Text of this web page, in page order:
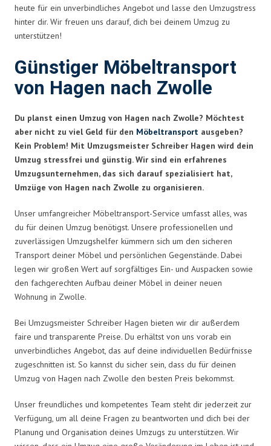
heute für ein unverbindliches Angebot und lasse den Umzugstress
hinter dir. Wir freuen uns darauf, dich bei deinem Umzug zu
unterstützen!
Günstiger Möbeltransport
von Hagen nach Zwolle
Du planst einen Umzug von Hagen nach Zwolle? Möchtest
aber nicht zu viel Geld für den Möbeltransport ausgeben?
Kein Problem! Mit Umzugsmeister Schreiber Hagen wird dein
Umzug stressfrei und günstig. Wir sind ein erfahrenes
Umzugsunternehmen, das sich darauf spezialisiert hat,
Umzüge von Hagen nach Zwolle zu organisieren.
Unser umfangreicher Möbeltransport-Service umfasst alles, was
du für deinen Umzug benötigst. Unsere professionellen und
zuverlässigen Umzugshelfer kümmern sich um den sicheren
Transport deiner Möbel und persönlichen Gegenstände. Dabei
legen wir großen Wert auf sorgfältiges Ein- und Auspacken sowie
den fachgerechten Aufbau deiner Möbel in deiner neuen
Wohnung in Zwolle.
Bei Umzugsmeister Schreiber Hagen bieten wir dir außerdem
faire und transparente Preise. Du erhältst von uns vorab ein
unverbindliches Angebot, das auf deine individuellen Bedürfnisse
zugeschnitten ist. So kannst du sicher sein, dass du für deinen
Umzug von Hagen nach Zwolle den besten Preis bekommst.
Unser freundliches und kompetentes Team steht dir jederzeit zur
Verfügung, um all deine Fragen zu beantworten und dich bei der
Planung und Organisation deines Umzugs zu unterstützen. Wir